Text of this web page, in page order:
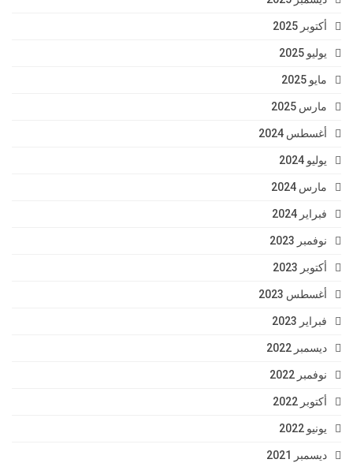
أكتوبر 2025
يوليو 2025
مايو 2025
مارس 2025
أغسطس 2024
يوليو 2024
مارس 2024
فبراير 2024
نوفمبر 2023
أكتوبر 2023
أغسطس 2023
فبراير 2023
ديسمبر 2022
نوفمبر 2022
أكتوبر 2022
يونيو 2022
ديسمبر 2021